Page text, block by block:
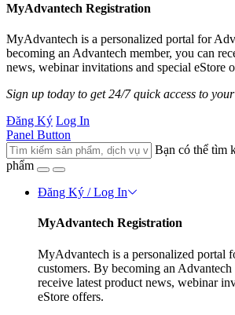
MyAdvantech Registration
MyAdvantech is a personalized portal for
becoming an Advantech member, you can
news, webinar invitations and special eStore
Sign up today to get 24/7 quick access to
Đăng Ký Log In
Panel Button
Bạn có thể tìm
phẩm
Đăng Ký / Log In
MyAdvantech Registration
MyAdvantech is a personalized portal
customers. By becoming an Advantech
receive latest product news, webinar
eStore offers.